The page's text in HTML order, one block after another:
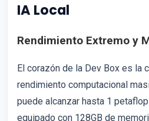
IA Local
Rendimiento Extremo y
El corazón de la Dev Box es la
rendimiento computacional
puede alcanzar hasta 1
equipado con 128GB de